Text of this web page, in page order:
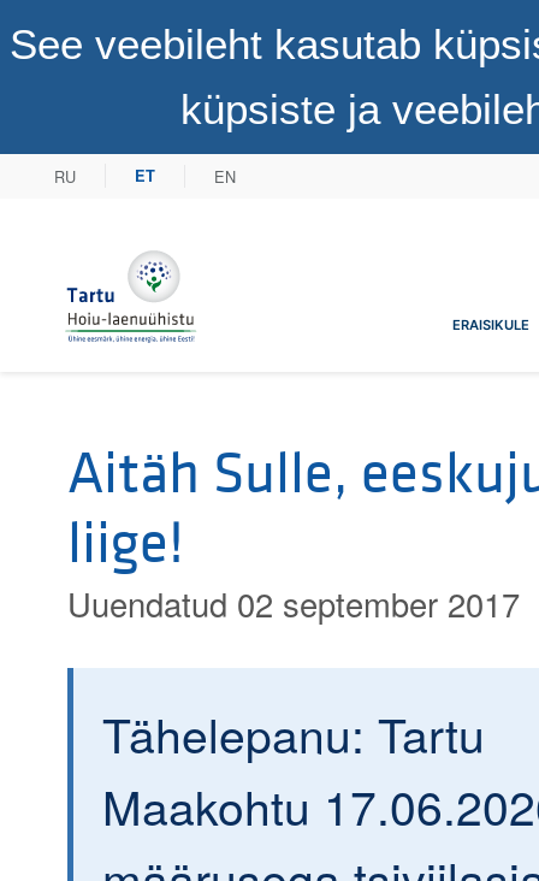
See veebileht kasutab
küpsiste ja
RU ET EN
Tartu Hoiu-laenuühistuERAISIKULE
Aitäh Sulle,
liige!
Uuendatud 02 september 2017
Tähelepanu: Tartu
Maakohtu